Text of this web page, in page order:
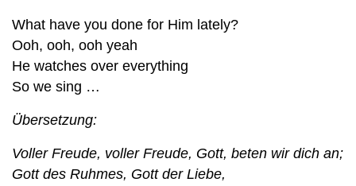
What have you done for Him lately?
Ooh, ooh, ooh yeah
He watches over everything
So we sing …
Übersetzung:
Voller Freude, voller Freude, Gott, beten wir dich an;
Gott des Ruhmes, Gott der Liebe,